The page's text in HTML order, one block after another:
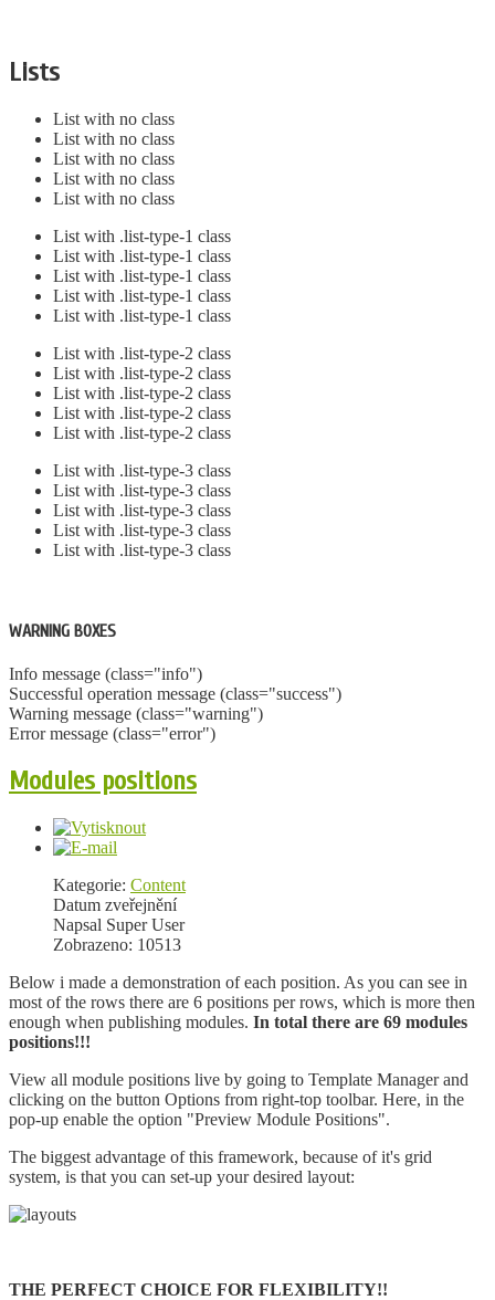
Lists
List with no class
List with no class
List with no class
List with no class
List with no class
List with .list-type-1 class
List with .list-type-1 class
List with .list-type-1 class
List with .list-type-1 class
List with .list-type-1 class
List with .list-type-2 class
List with .list-type-2 class
List with .list-type-2 class
List with .list-type-2 class
List with .list-type-2 class
List with .list-type-3 class
List with .list-type-3 class
List with .list-type-3 class
List with .list-type-3 class
List with .list-type-3 class
WARNING BOXES
Info message (class="info")
Successful operation message (class="success")
Warning message (class="warning")
Error message (class="error")
Modules positions
Kategorie: Content
Datum zveřejnění
Napsal Super User
Zobrazeno: 10513
Below i made a demonstration of each position. As you can see in
most of the rows there are 6 positions per rows, which is more then
enough when publishing modules. In total there are 69 modules
positions!!!
View all module positions live by going to Template Manager and
clicking on the button Options from right-top toolbar. Here, in the
pop-up enable the option "Preview Module Positions".
The biggest advantage of this framework, because of it's grid
system, is that you can set-up your desired layout:
THE PERFECT CHOICE FOR FLEXIBILITY!!